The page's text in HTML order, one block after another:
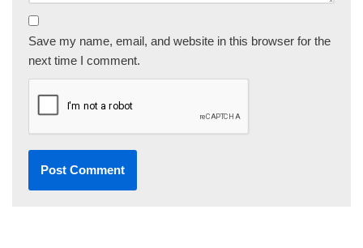
Save my name, email, and website in this browser for the
next time I comment.